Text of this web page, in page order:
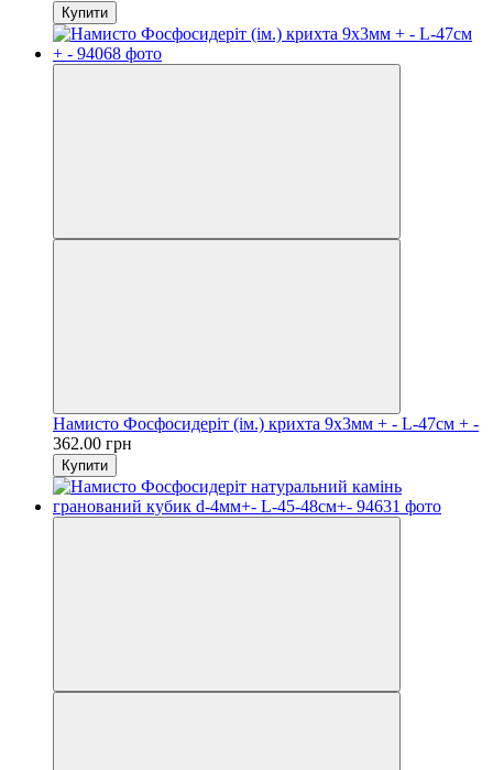
Купити
Намисто Фосфосидеріт (ім.) крихта 9х3мм + - L-47см + -
362.00 грн
Купити